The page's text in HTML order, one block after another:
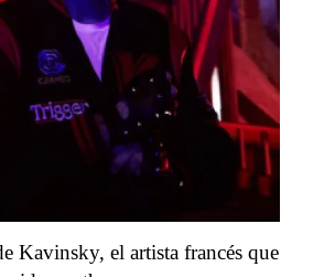
Kavinsky, el artista francés que